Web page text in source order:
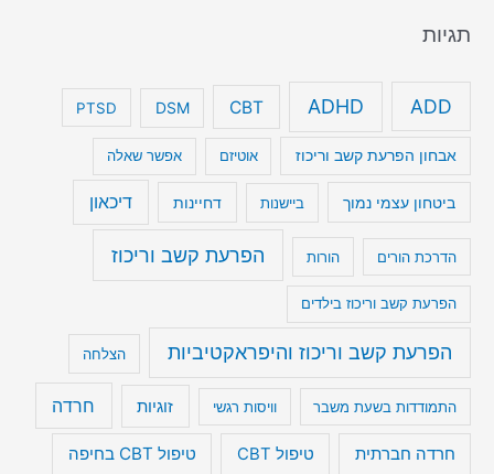
תגיות
ADD
ADHD
CBT
DSM
PTSD
אבחון הפרעת קשב וריכוז אוטיזם אפשר שאלה
ביטחון עצמי נמוך ביישנות דחיינות דיכאון
הדרכת הורים הורות הפרעת קשב וריכוז
הפרעת קשב וריכוז בילדים
הפרעת קשב וריכוז והיפראקטיביות הצלחה
התמודדות בשעת משבר וויסות רגשי זוגיות חרדה
חרדה חברתית טיפול CBT טיפול CBT בחיפה